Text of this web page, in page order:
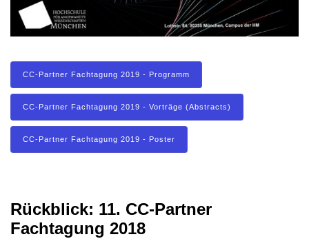
CC-Partner Fachtagung 2019 - Programm
CC-Partner Fachtagung 2019 - Vorträge (Abstracts)
CC-Partner Fachtagung 2019 - Poster
Rückblick: 11. CC-Partner
Fachtagung 2018